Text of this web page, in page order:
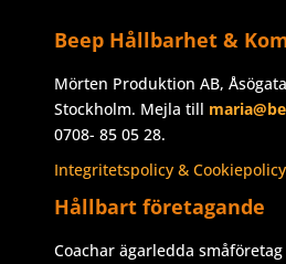
Beep Hållbarhet &
Mörten Produktion AB,
Stockholm. Mejla till
0708- 85 05 28.
Integritetspolicy & Cookiepolicy
Hållbart företagande
Coachar ägarledda